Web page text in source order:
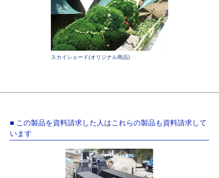
スカイシェード(オリジナル商品)
■ この製品を資料請求した人はこれらの製品も資料請求して
います